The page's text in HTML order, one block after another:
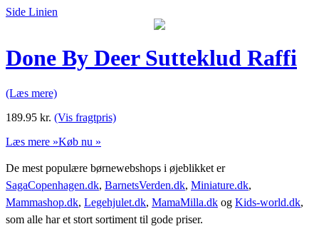
Side Linien
Done By Deer Sutteklud Raffi
(Læs mere)
189.95 kr. (Vis fragtpris)
Læs mere »Køb nu »
De mest populære børnewebshops i øjeblikket er
SagaCopenhagen.dk, BarnetsVerden.dk, Miniature.dk,
Mammashop.dk, Legehjulet.dk, MamaMilla.dk og Kids-world.dk,
som alle har et stort sortiment til gode priser.